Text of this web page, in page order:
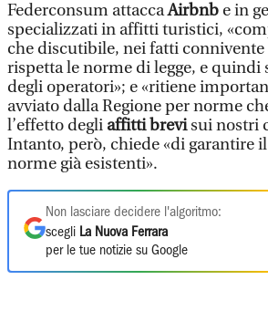
Federconsum attaccaAirbnb e in
specializzati in affitti turistici,
che discutibile, nei fatti
rispetta le norme di legge, e quindi
degli operatori»; e «ritiene
avviato dalla Regione per norme
l’effetto degli affitti brevisui nostri
Intanto, però, chiede «di garantire
norme già esistenti».
Non lasciare decidere l'algoritmo:
scegli La Nuova Ferrara
per le tue notizie su Google